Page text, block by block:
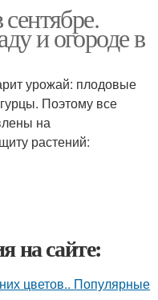
и огороде в
урожай: плодовые
Поэтому все
на
растений:
на сайте:
цветов.. Популярные